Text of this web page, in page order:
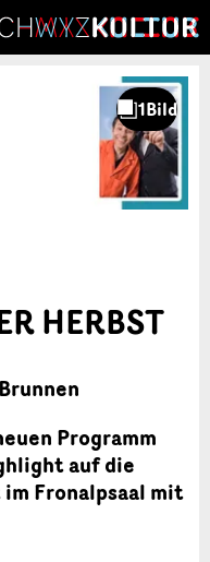
HERBST
Programm
auf die
Fronalpsaal mit